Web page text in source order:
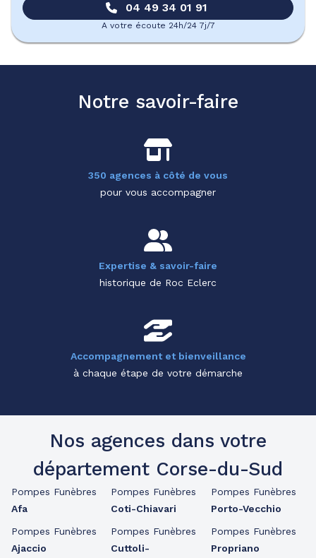
04 49 34 01 91
A votre écoute 24h/24 7j/7
Notre savoir-faire
350 agences à côté de vous
pour vous accompagner
Expertise & savoir-faire
historique de Roc Eclerc
Accompagnement et bienveillance
à chaque étape de votre démarche
Nos agences dans votre
département Corse-du-Sud
Pompes Funèbres
Afa
Pompes Funèbres
Ajaccio
Pompes Funèbres
Coti-Chiavari
Pompes Funèbres
Cuttoli-
Pompes Funèbres
Porto-Vecchio
Pompes Funèbres
Propriano